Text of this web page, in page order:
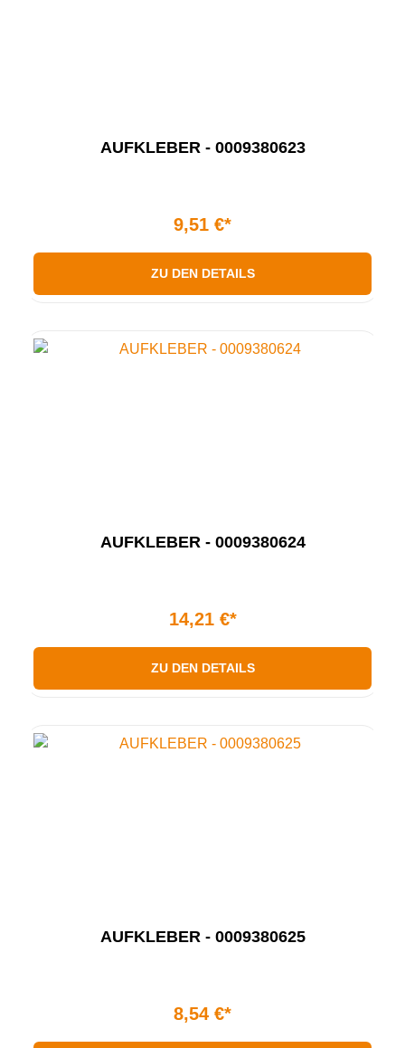
AUFKLEBER - 0009380623
9,51 €*
ZU DEN DETAILS
AUFKLEBER - 0009380624
14,21 €*
ZU DEN DETAILS
AUFKLEBER - 0009380625
8,54 €*